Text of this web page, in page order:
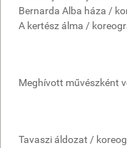
Bernarda Alba háza /
A kertész álma /
Meghívott művészként
Tavaszi áldozat /